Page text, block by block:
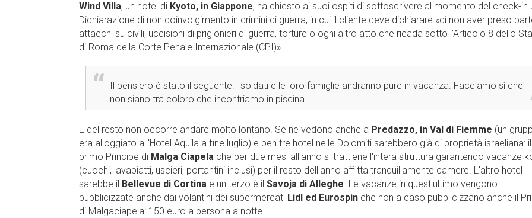
Wind Villa, un hotel di Kyoto, in Giappone, ha chiesto ai suoi ospiti di sottoscrivere al momento del check-in
Dichiarazione di non coinvolgimento in crimini di guerra, in cui il cliente deve dichiarare «di non aver preso
attacchi su civili, uccisioni di prigionieri di guerra, torture o ogni altro atto che ricada sotto l’Articolo 8 dello
di Roma della Corte Penale Internazionale (CPI)».
Il pensiero è stato il seguente: i soldati e le loro famiglie andranno pure in vacanza. Facciamo sì che
non siano tra coloro che incontriamo in piscina.
E del resto non occorre andare molto lontano. Se ne vedono anche a Predazzo, in Val di Fiemme (un
era alloggiato all'Hotel Aquila a fine luglio) e ben tre hotel nelle Dolomiti sarebbero già di proprietà israeliana: il
primo Principe di Malga Ciapela che per due mesi all'anno si trattiene l'intera struttura garantendo vacanze
(cuochi, lavapiatti, uscieri, portantini inclusi) per il resto dell'anno affitta tranquillamente camere. L'altro hotel
sarebbe il Bellevue di Cortina e un terzo è il Savoja di Alleghe. Le vacanze in quest'ultimo vengono
pubblicizzate anche dai volantini dei supermercati Lidl ed Eurospin che non a caso pubblicizzano anche il
di Malgaciapela: 150 euro a persona a notte.